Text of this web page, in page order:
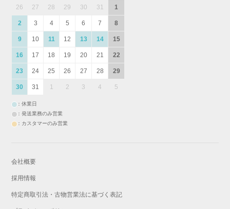
26 27 28 29 30 31 1
2 3 4 5 6 7 8
9 10 11 12 13 14 15
16 17 18 19 20 21 22
23 24 25 26 27 28 29
30 31 1 2 3 4 5
：休業日
：発送業務のみ営業
：カスタマーのみ営業
会社概要
採用情報
特定商取引法・古物営業法に基づく表記